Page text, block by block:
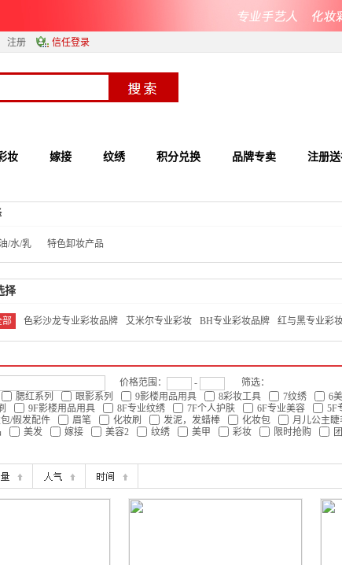
注册 信任登录
妆 嫁接 纹绣 积分兑换 品牌专卖 注册
/水/乳 特色卸妆产品
择
部 色彩沙龙专业彩妆品牌 艾米尔专业彩妆 BH专业彩妆品牌 红与黑专业彩
价格范围： -
筛选：
腮红系列 眼影系列 9影楼用品用具 8彩妆工具 7纹绣 6
9F影楼用品用具 8F专业纹绣 7F个人护肤 6F专业美容 5F
/假发配件
眉笔 化妆刷 发泥，发蜡棒 化妆包 月儿公主睫
美发 嫁接 美容2 纹绣 美甲 彩妆 限时抢购